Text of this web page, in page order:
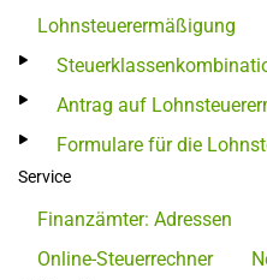
Lohnsteuerermäßigung
Antrag auf
Formulare für die
Service
Finanzämter: Adressen
Online-Steuerrechner